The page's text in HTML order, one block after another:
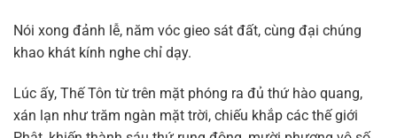
Nói xong đảnh lễ, năm vóc gieo sát đất, cùng đại chúng
khao khát kính nghe chỉ dạy.
Lúc ấy, Thế Tôn từ trên mặt phóng ra đủ thứ hào quang,
xán lạn như trăm ngàn mặt trời, chiếu khắp các thế giới